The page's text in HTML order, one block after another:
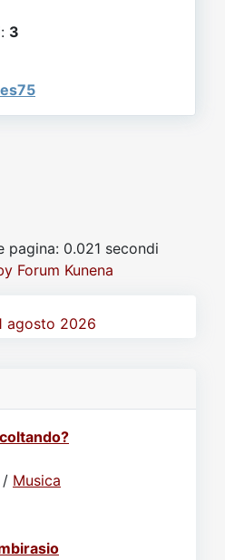
3
pagina: 0.021 secondi
Forum Kunena
agosto 2026
/ Musica